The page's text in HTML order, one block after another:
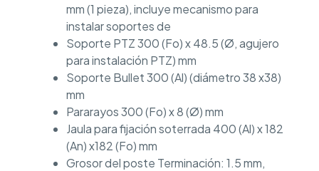
mm (1 pieza), incluye mecanismo para
instalar soportes de
Soporte PTZ 300 (Fo) x 48.5 (Ø, agujero
para instalación PTZ) mm
Soporte Bullet 300 (Al) (diámetro 38 x38)
mm
Pararayos 300 (Fo) x 8 (Ø) mm
Jaula para fijación soterrada 400 (Al) x 182
(An) x182 (Fo) mm
Grosor del poste Terminación: 1.5 mm,